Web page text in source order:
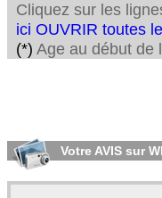
Cliquez sur les
ici OUVRIR toutes
(*) Age au début de
Votre AVIS sur